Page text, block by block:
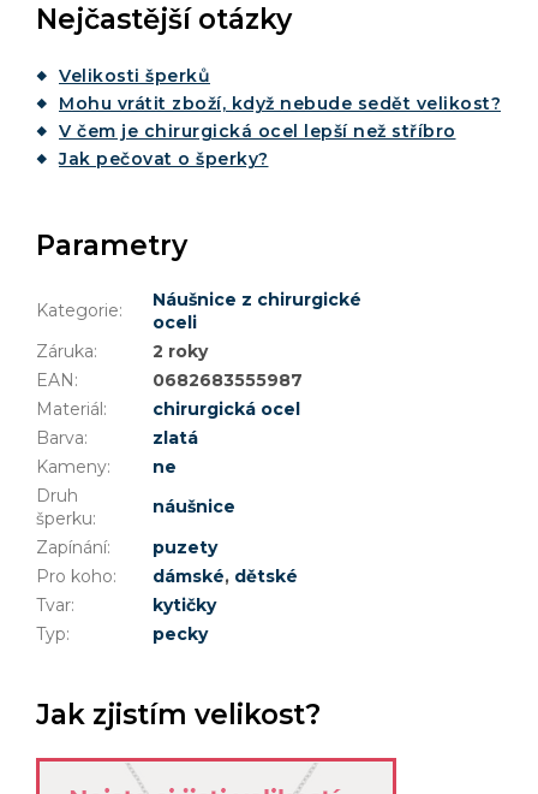
Nejčastější otázky
Velikosti šperků
Mohu vrátit zboží, když nebude sedět velikost?
V čem je chirurgická ocel lepší než stříbro
Jak pečovat o šperky?
Parametry
Kategorie:
Náušnice z chirurgické
oceli
Záruka:
2 roky
EAN:
0682683555987
Materiál:
chirurgická ocel
Barva:
zlatá
Kameny:
ne
Druh
šperku:
náušnice
Zapínání:
puzety
Pro koho: dámské, dětské
Tvar:
kytičky
Typ: pecky
Jak zjistím velikost?